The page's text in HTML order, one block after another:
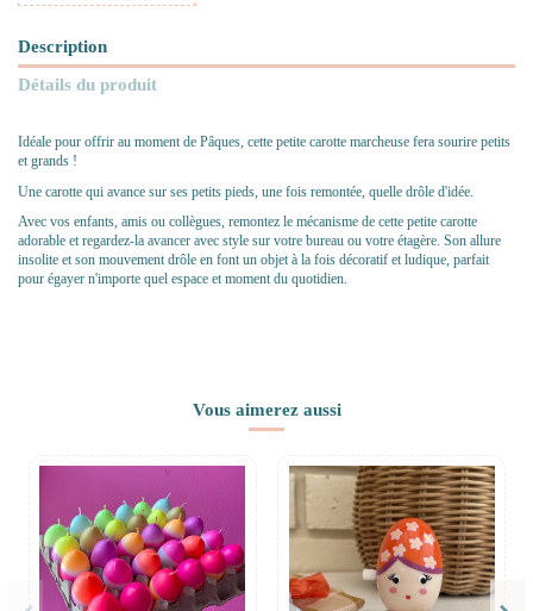
Description
Détails du produit
Idéale pour offrir au moment de Pâques, cette petite carotte marcheuse fera sourire petits
et grands !
Une carotte qui avance sur ses petits pieds, une fois remontée, quelle drôle d'idée.
Avec vos enfants, amis ou collègues, remontez le mécanisme de cette petite carotte
adorable et regardez-la avancer avec style sur votre bureau ou votre étagère. Son allure
insolite et son mouvement drôle en font un objet à la fois décoratif et ludique, parfait
pour égayer n'importe quel espace et moment du quotidien.
Vous aimerez aussi